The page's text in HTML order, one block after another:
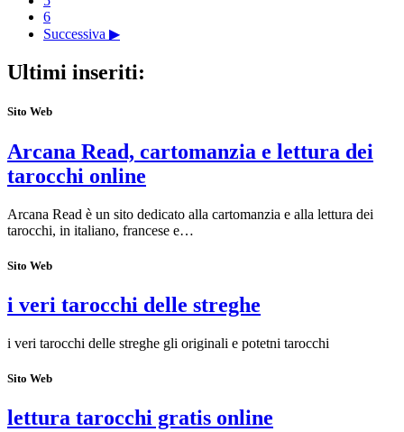
6
Successiva ▶
Ultimi inseriti:
Sito Web
Arcana Read, cartomanzia e lettura dei
tarocchi online
Arcana Read è un sito dedicato alla cartomanzia e alla lettura dei
tarocchi, in italiano, francese e…
Sito Web
i veri tarocchi delle streghe
i veri tarocchi delle streghe gli originali e potetni tarocchi
Sito Web
lettura tarocchi gratis online